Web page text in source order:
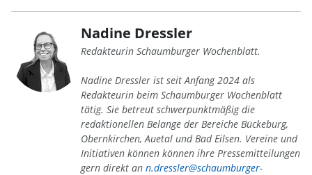
Nadine Dressler
Redakteurin Schaumburger Wochenblatt.
Nadine Dressler ist seit Anfang 2024 als
Redakteurin beim Schaumburger Wochenblatt
tätig. Sie betreut schwerpunktmäßig die
redaktionellen Belange der Bereiche Bückeburg,
Obernkirchen, Auetal und Bad Eilsen. Vereine und
Initiativen können können ihre Pressemitteilungen
gern direkt an n.dressler@schaumburger-